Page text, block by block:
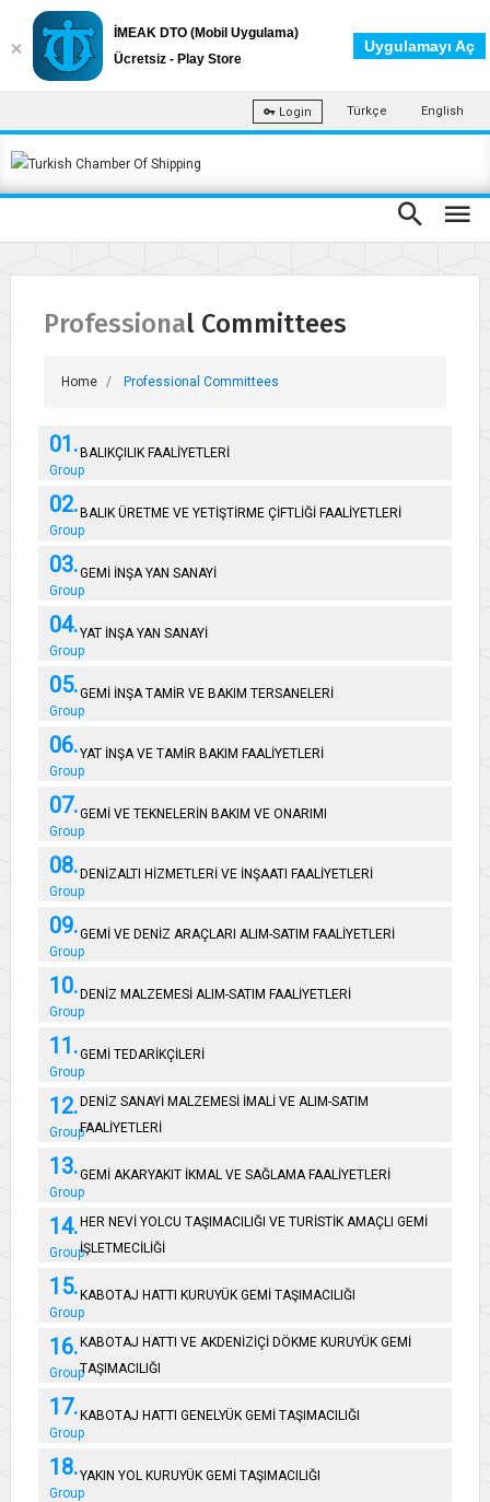
Login Türkçe English
Professional Committees
Home Professional Committees
01.
Group
BALIKÇILIK FAALİYETLERİ
02.
Group
BALIK ÜRETME VE YETİŞTİRME ÇİFTLİĞİ FAALİYETLERİ
03.
Group
GEMİ İNŞA YAN SANAYİ
04.
Group
YAT İNŞA YAN SANAYİ
05.
Group
GEMİ İNŞA TAMİR VE BAKIM TERSANELERİ
06.
Group
YAT İNŞA VE TAMİR BAKIM FAALİYETLERİ
07.
Group
GEMİ VE TEKNELERİN BAKIM VE ONARIMI
08.
Group
DENİZALTI HİZMETLERİ VE İNŞAATI FAALİYETLERİ
09.
Group
GEMİ VE DENİZ ARAÇLARI ALIM-SATIM FAALİYETLERİ
10.
Group
DENİZ MALZEMESİ ALIM-SATIM FAALİYETLERİ
11.
Group
GEMİ TEDARİKÇİLERİ
12.
Group
DENİZ SANAYİ MALZEMESİ İMALİ VE ALIM-SATIM
FAALİYETLERİ
13.
Group
GEMİ AKARYAKIT İKMAL VE SAĞLAMA FAALİYETLERİ
14.
Group
HER NEVİ YOLCU TAŞIMACILIĞI VE TURİSTİK AMAÇLI GEMİ
İŞLETMECİLİĞİ
15.
Group
KABOTAJ HATTI KURUYÜK GEMİ TAŞIMACILIĞI
16.
Group
KABOTAJ HATTI VE AKDENİZİÇİ DÖKME KURUYÜK GEMİ
TAŞIMACILIĞI
17.
Group
KABOTAJ HATTI GENELYÜK GEMİ TAŞIMACILIĞI
18.
Group
YAKIN YOL KURUYÜK GEMİ TAŞIMACILIĞI
İMEAK DTO (Mobil Uygulama)
Ücretsiz - Play Store
Uygulamayı Aç